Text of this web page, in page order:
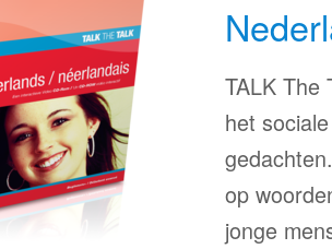
TALK The
het
op
jonge